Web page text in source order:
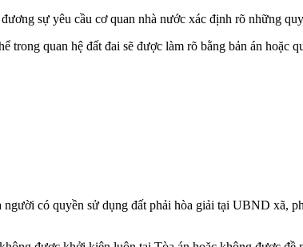
sự yêu cầu cơ quan nhà nước xác định rõ những
quan hệ đất đai sẽ được làm rõ bằng bản án hoặc
có quyền sử dụng đất phải hòa giải tại UBND xã,